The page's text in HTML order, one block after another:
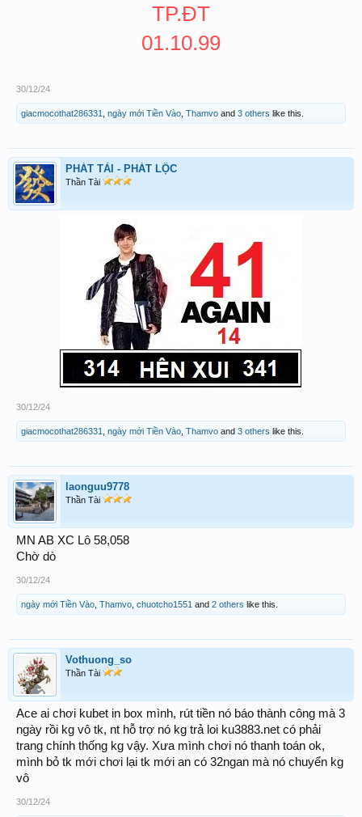
TP.ĐT
01.10.99
30/12/24
giacmocothat286331 ngày mới Tiền Vào Thamvo and 3 others like this.
PHÁT TÀI - PHÁT LỘC
Thần Tài
30/12/24
giacmocothat286331 ngày mới Tiền Vào Thamvo and 3 others like this.
laonguu9778
Thần Tài
MN AB XC Lô 58,058
Chờ dò
30/12/24
ngày mới Tiền Vào Thamvo chuotcho1551 and 2 others like this.
Vothuong_so
Thần Tài
Ace ai chơi kubet in box mình, rút tiền nó báo thành công mà 3
ngày rồi kg vô tk, nt hỗ trợ nó kg trả loi ku3883.net có phải
trang chính thống kg vậy. Xưa mình chơi nó thanh toán ok,
mình bỏ tk mới chơi lại tk mới an có 32ngan mà nó chuyển kg
vô
30/12/24